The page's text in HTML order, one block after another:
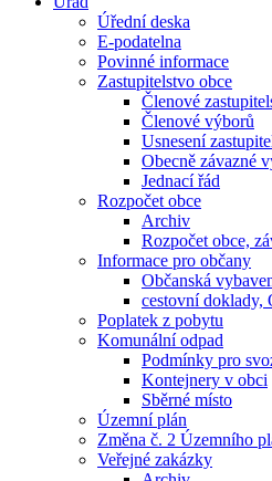
Úřední deska
E-podatelna
Povinné informace
Zastupitelstvo obce
Členové
Členové výborů
Usnesení
Obecně závazné
Jednací řád
Rozpočet obce
Archiv
Rozpočet obce,
Informace pro občany
Občanská
cestovní doklady,
Poplatek z pobytu
Komunální odpad
Podmínky pro
Kontejnery v obci
Sběrné místo
Územní plán
Změna č. 2 Územního
Veřejné zakázky